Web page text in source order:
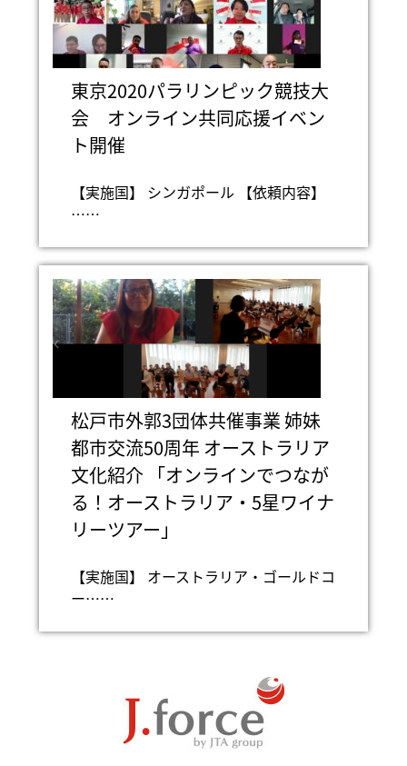
東京2020パラリンピック競技大
会 オンライン共同応援イベン
ト開催
【実施国】 シンガポール 【依頼内容】
……
松戸市外郭3団体共催事業 姉妹
都市交流50周年 オーストラリア
文化紹介 「オンラインでつなが
る！オーストラリア・5星ワイナ
リーツアー」
【実施国】 オーストラリア・ゴールドコ
ー……